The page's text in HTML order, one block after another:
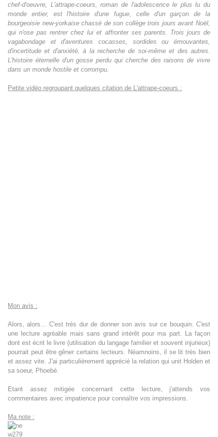
chef-d'oeuvre, L'attrape-coeurs, roman de l'adolescence le plus lu du
monde entier, est l'histoire d'une fugue, celle d'un garçon de la
bourgeoisie new-yorkaise chassé de son collège trois jours avant Noël,
qui n'ose pas rentrer chez lui et affronter ses parents. Trois jours de
vagabondage et d'aventures cocasses, sordides ou émouvantes,
d'incertitude et d'anxiété, à la recherche de soi-même et des autres.
L'histoire éternelle d'un gosse perdu qui cherche des raisons de vivre
dans un monde hostile et corrompu.
Petite vidéo regroupant quelques citation de L'attrape-coeurs :
Mon avis :
Alors, alors... C'est très dur de donner son avis sur ce bouquin. C'est
une lecture agrèable mais sans grand intérêt pour ma part. La façon
dont est écrit le livre (utilisation du langage familier et souvent injurieux)
pourrait peut être gêner certains lecteurs. Néamnoins, il se lit très bien
et assez vite. J'ai particulièrement apprécié la relation qui unit Holden et
sa soeur, Phoebé.
Etant assez mitigée concernant cette lecture, j'attends vos
commentaires avec impatience pour connaître vos impressions.
Ma note :